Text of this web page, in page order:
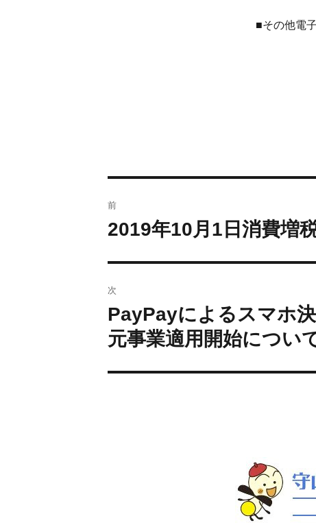
■その他電
前
2019年10月1日消費増
次
PayPayによるスマホ
元事業適用開始につい